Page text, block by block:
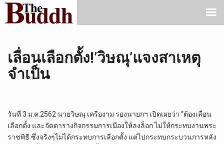
เลื่อนเลือกตั้ง!’วิษณุ’แจงสาเหตุ
จำเป็น
วันที่ 3 ม.ค.2562 นายวิษณุ เครืองาม รองนายกฯ เปิดเผยว่า “ต้องเลื่อน
เลือกตั้ง และจัดตารางกิจกรรมการเมืองให้ลงล็อก ไม่ให้กระทบงานพระ
ราชพิธี ซึ่งจริงๆไม่ได้กระทบการเลือกตั้ง แต่ไปกระทบกระบวนการหลัง